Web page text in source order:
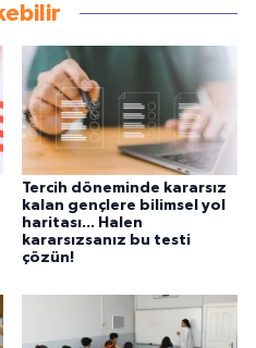
Tercih döneminde kararsız
kalan gençlere bilimsel yol
haritası... Halen
kararsızsanız bu testi
çözün!